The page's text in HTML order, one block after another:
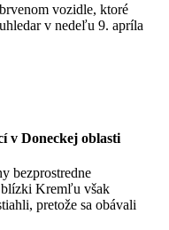
vozidle, ktoré
v nedeľu 9. apríla
v Doneckej oblasti
bezprostredne
blízki Kremľu však
pretože sa obávali